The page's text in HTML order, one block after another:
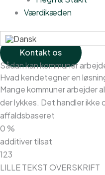
Værdikæden
Kontakt os
Sådan kan kommuner
Hvad kendetegner en
Mange kommuner arbejder
der lykkes. Det handler ikke
affaldsbaseret
0 %
additiver tilsat
123
LILLE TEKST OVERSKRIFT